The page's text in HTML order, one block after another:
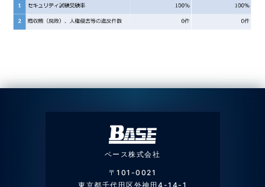
ベース株式会社
〒101-0021
東京都千代田区外神田4-14-1